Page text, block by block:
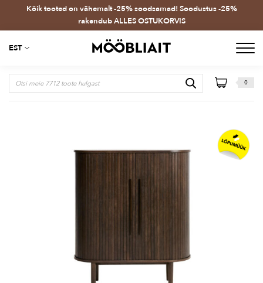
Kõik tooted on vähemalt -25% soodsamad! Soodustus -25%
rakendub ALLES OSTUKORVIS
EST
0